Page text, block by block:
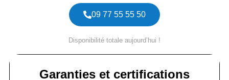
09 77 55 55 50
Disponibilité totale aujourd’hui !
Garanties et certifications